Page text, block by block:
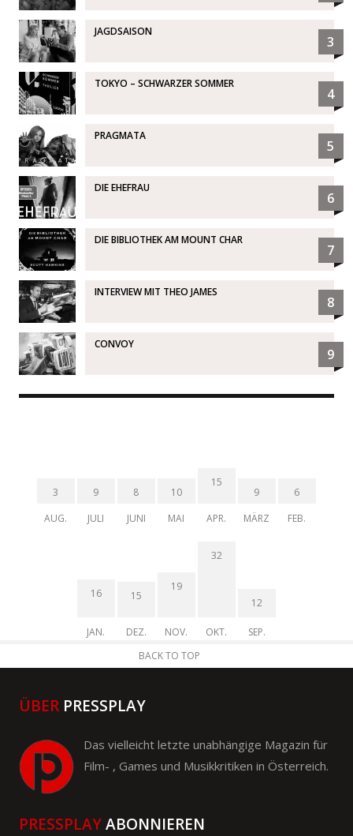
JAGDSAISON
3
TOKYO – SCHWARZER SOMMER
4
PRAGMATA
5
DIE EHEFRAU
6
DIE BIBLIOTHEK AM MOUNT CHAR
7
INTERVIEW MIT THEO JAMES
8
CONVOY
9
3
AUG.
9
JULI
8
JUNI
10
MAI
15
APR.
9
MÄRZ
6
FEB.
16
JAN.
15
DEZ.
19
NOV.
32
OKT.
12
SEP.
BACK TO TOP
ÜBER PRESSPLAY
Das vielleicht letzte unabhängige Magazin für
Film- , Games und Musikkritiken in Österreich.
PRESSPLAYABONNIEREN